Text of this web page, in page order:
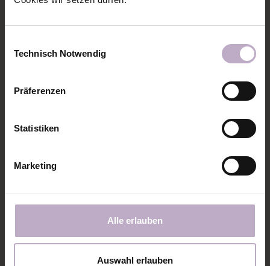
Technisch Notwendig
Präferenzen
Statistiken
Marketing
Alle erlauben
Auswahl erlauben